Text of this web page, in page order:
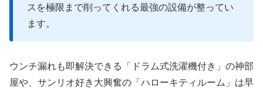
スを極限まで削ってくれる最強の設備が整ってい
ます。
ウンチ漏れも即解決できる「ドラム式洗濯機付き」の神部
屋や、サンリオ好き大興奮の「ハローキティルーム」は早